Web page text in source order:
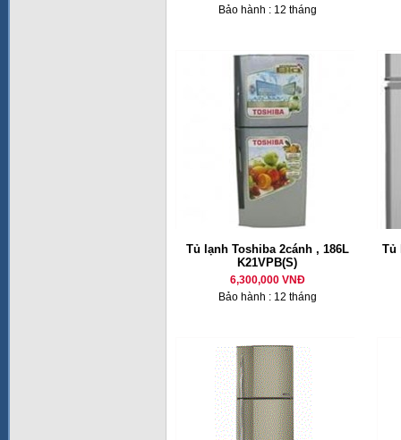
Bảo hành : 12 tháng
Tủ lạnh Toshiba 2cánh , 186L
K21VPB(S)
6,300,000 VNĐ
Bảo hành : 12 tháng
Tủ